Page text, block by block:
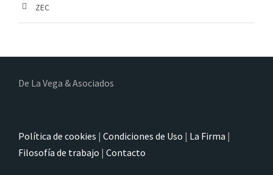
ZEC
De La Vega & Asociados
Política de cookies | Condiciones de Uso | La Firma |
Filosofía de trabajo | Contacto